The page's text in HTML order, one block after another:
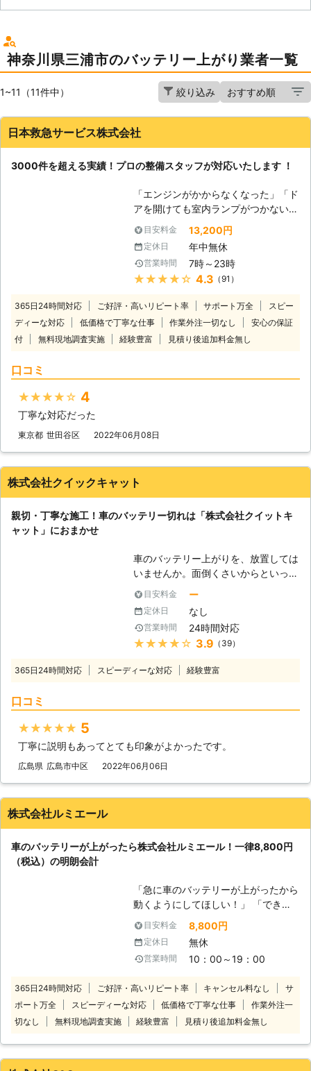
神奈川県三浦市のバッテリー上がり業者一覧
1~11（11件中） 絞り込み
日本救急サービス株式会社
3000件を超える実績！プロの整備スタッフが対応いたします ！
「エンジンがかからなくなった」「ド
アを開けても室内ランプがつかない」
バッテリーが上がってしまうと車にこ
のような症状があらわれます。 普段
は動いていた車が突然動かなくなって
は大変困りますし、慣れていない方は
パニックにもなりますよね。 ヒリつ
たらいいのか判断に迷うことと思いま
す。 そんな時には、日本救急サービ
ス(株)までご連絡ください。お客様の
うえで、バッテリー上がりの原因や車
開始いたします。 お見積り後の追加
料金は発生しませんのでご安心くださ
い。 出張無料となります。お気軽に
お問い合わせ下さい。
目安料金 13,200円
定休日 年中無休
営業時間 7時～23時
★★★★★ 4.3 （91）
365日24時間対応 ご好評・高いリピート率 サポート万全
スピー
ディーな対応
低価格で丁寧な仕事 作業外注一切なし
安心の保証
付
無料現地調査実施 経験豊富 見積り後追加料金無し
口コミ
★★★★★ 4
丁寧な対応だった
東京都 世田谷区 2022年06月08日
株式会社クイックキャット
親切・丁寧な施工！車のバッテリー切れは「株式会社クイットキ
ャット」におまかせ
車のバッテリー上がりを、放置しては
いませんか。面倒くさいからといって
バッテリー上がりを放置してしまう
と、タンク内のガソリンが固まって詰
まりを引き起こす恐れがあります。そ
のため、車のバッテリー上がりはすぐ
にでも解消する必要があるのです。
きは、「株式会社クイックキャット」
てしまったからです。車のエンジンは
バッテリー内の電気を利用して動きだ
って動かなくなってしまいます。
できます 車のバッテリーが上がって
しまったことに気づくのは、車を運転
しようとしたけれどうんともすんとも
動かないときです。実際に運転をしよ
うとしたその瞬間に気が付くので、時
間的に余裕がないことも多いでしょ
社クイックキャット」の出番です！弊
社は、24時間365日対応していま
す。毎日いつでもお客様のご依頼に備
目安料金 ー
定休日 なし
営業時間 24時間対応
★★★★★ 3.9 （39）
365日24時間対応 スピーディーな対応 経験豊富
口コミ
★★★★★ 5
丁寧に説明もあってとても印象がよかったです。
広島県 広島市中区 2022年06月06日
株式会社ルミエール
車のバッテリーが上がったら株式会社ルミエール！一律8,800円
（税込）の明朗会計
「急に車のバッテリーが上がったから
動くようにしてほしい！」 「できる
だけ安く・早くジャンプスタートして
くれる業者を探している」 そんなと
きは株式会社ルミエールにお任せくだ
さい！ 車が動かないお客様のもとに
ジンがかかるようお手伝い！突然のバ
ッテリー上がりでお困りのところを解
決します。 国産乗用車の対応のみに
費無料の一律8,800円（税込）でお客
目安料金 8,800円
定休日 無休
営業時間 10：00～19：00
365日24時間対応 ご好評・高いリピート率 キャンセル料なし
サ
ポート万全
スピーディーな対応 低価格で丁寧な仕事
作業外注一
切なし
無料現地調査実施 経験豊富 見積り後追加料金無し